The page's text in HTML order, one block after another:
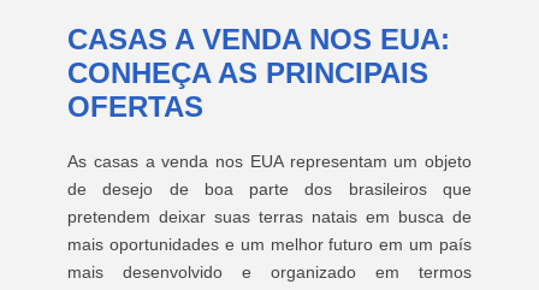
CASAS A VENDA NOS EUA:
CONHEÇA AS PRINCIPAIS
OFERTAS
As casas a venda nos EUA representam um objeto
de desejo de boa parte dos brasileiros que
pretendem deixar suas terras natais em busca de
mais oportunidades e um melhor futuro em um país
mais desenvolvido e organizado em termos